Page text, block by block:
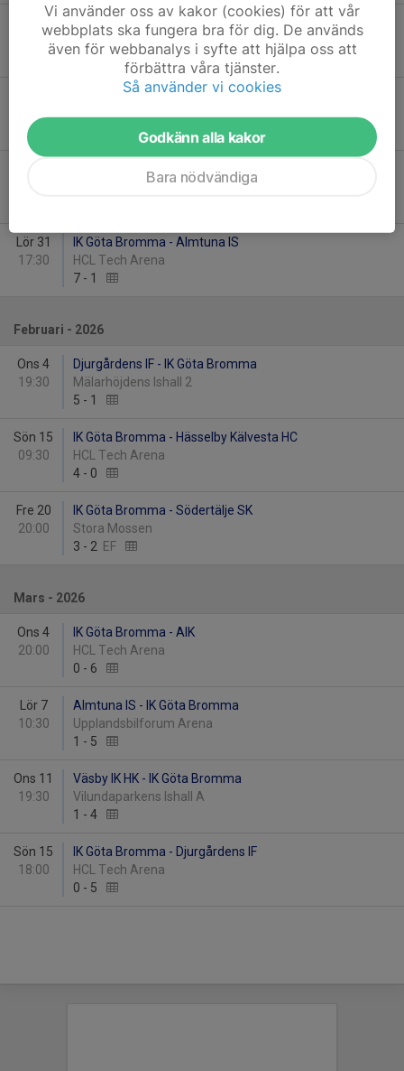
Södertälje SK - IK Göta Bromma
Månsbrorinken
3 - 6
20:00
IK Göta Bromma - Väsby IK HK
HCL Tech Arena
AIK - IK Göta Bromma
Ulriksdals IP Hall 3
Lör 31
17:30
IK Göta Bromma - Almtuna IS
HCL Tech Arena
7 - 1
Februari - 2026
Ons 4
19:30
Djurgårdens IF - IK Göta Bromma
Mälarhöjdens Ishall 2
5 - 1
Sön 15
09:30
IK Göta Bromma - Hässelby Kälvesta HC
HCL Tech Arena
4 - 0
Fre 20
20:00
IK Göta Bromma - Södertälje SK
Stora Mossen
3 - 2 EF
Mars - 2026
Ons 4
20:00
IK Göta Bromma - AIK
HCL Tech Arena
0 - 6
Lör 7
10:30
Almtuna IS - IK Göta Bromma
Upplandsbilforum Arena
1 - 5
Ons 11
19:30
Väsby IK HK - IK Göta Bromma
Vilundaparkens Ishall A
1 - 4
Sön 15
18:00
IK Göta Bromma - Djurgårdens IF
HCL Tech Arena
0 - 5
Vi använder oss av kakor (cookies) för att vår
webbplats ska fungera bra för dig. De används
även för webbanalys i syfte att hjälpa oss att
förbättra våra tjänster.
Så använder vi cookies
Godkänn alla kakor
Bara nödvändiga